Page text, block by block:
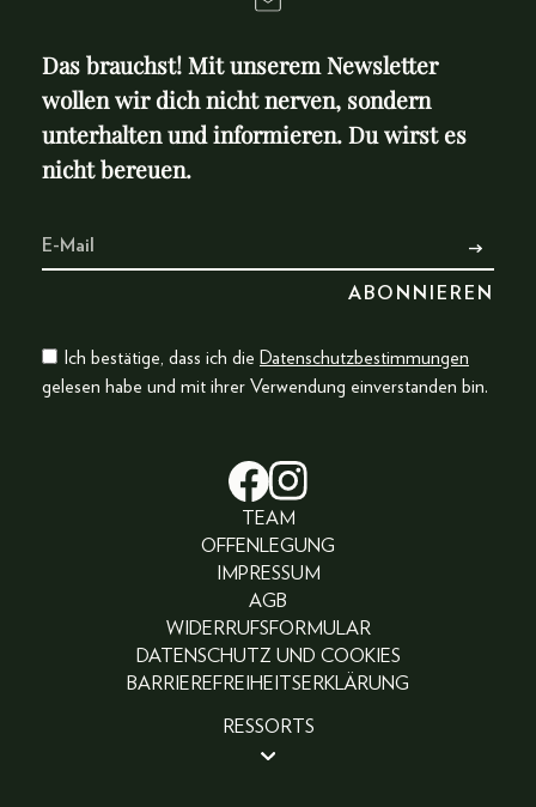
Das brauchst! Mit unserem Newsletter
wollen wir dich nicht nerven, sondern
unterhalten und informieren. Du wirst es
nicht bereuen.
Ich bestätige, dass ich die Datenschutzbestimmungen
gelesen habe und mit ihrer Verwendung einverstanden bin.
TEAM
OFFENLEGUNG
IMPRESSUM
AGB
WIDERRUFSFORMULAR
DATENSCHUTZ UND COOKIES
BARRIEREFREIHEITSERKLÄRUNG
RESSORTS